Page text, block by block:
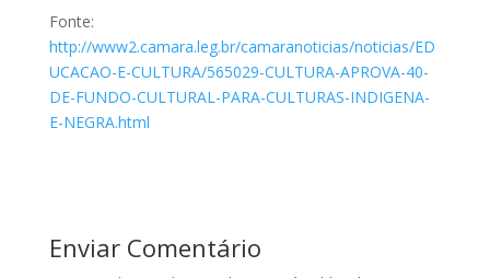
Fonte:
http://www2.camara.leg.br/camaranoticias/noticias/ED
UCACAO-E-CULTURA/565029-CULTURA-APROVA-40-
DE-FUNDO-CULTURAL-PARA-CULTURAS-INDIGENA-
E-NEGRA.html
Enviar Comentário